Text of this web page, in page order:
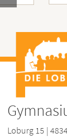
Loburg 15 |